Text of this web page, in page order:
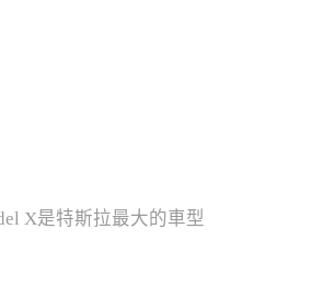
X是特斯拉最大的車型